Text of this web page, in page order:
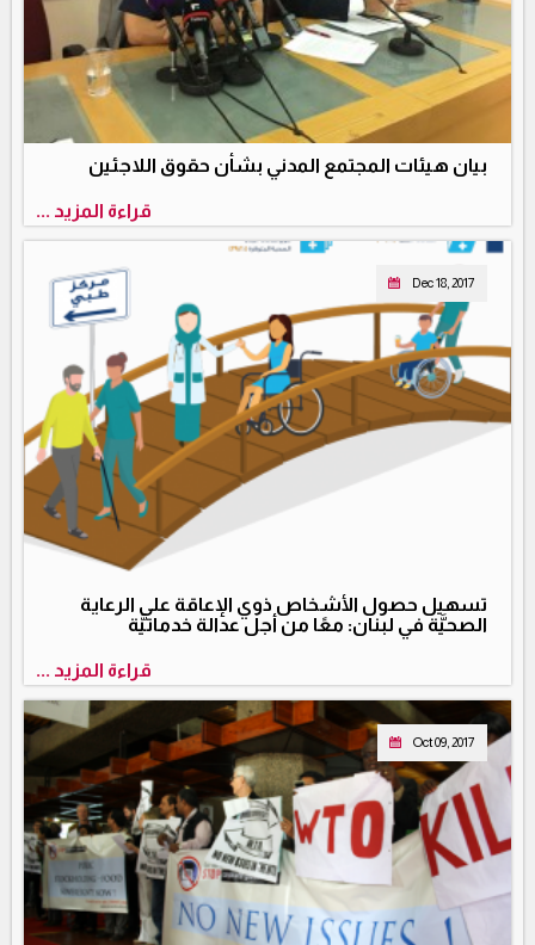
بيان هيئات المجتمع المدني بشأن حقوق اللاجئين
قراءة المزيد ...
Dec 18, 2017
تسهيل حصول الأشخاص ذوي الإعاقة على الرعاية
الصحيَّة في لبنان: معًا من أجل عدالة خدماتيَّة
قراءة المزيد ...
Oct 09, 2017